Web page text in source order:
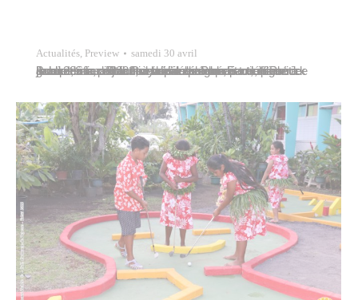
Actualités, Preview samedi 30 avril
Jules Ienfa, adjoint au maire de Papeete délégué à l’eau et à la protection de l’environnement, et Patrick Bordet, conseiller municipal délégué, participaient ce jeudi 28 mars 2022, à la célébration du trentième anniversaire de la Polynésienne des Eaux, filiale du groupe Suez France et concessionnaire du service public de la distribution d’eau potable à…